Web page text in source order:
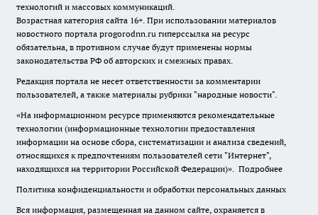
технологий и массовых коммуникаций.
Возрастная категория сайта 16+. При использовании материалов
новостного портала progorodnn.ru гиперссылка на ресурс
обязательна, в противном случае будут применены нормы
законодательства РФ об авторских и смежных правах.
Редакция портала не несет ответственности за комментарии
пользователей, а также материалы рубрики "народные новости".
«На информационном ресурсе применяются рекомендательные
технологии (информационные технологии предоставления
информации на основе сбора, систематизации и анализа сведений,
относящихся к предпочтениям пользователей сети "Интернет",
находящихся на территории Российской Федерации)». Подробнее
Политика конфиденциальности и обработки персональных данных
Вся информация, размещенная на данном сайте, охраняется в